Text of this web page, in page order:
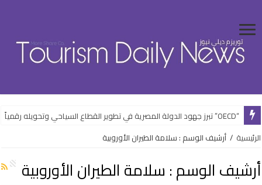
“OECD” تبرز جهود الدولة المصرية في تطوير القطاع السياحي وتحويله رقمياً
الرئيسية / أرشيف الوسم : سلامة الطيران الأوروبية
أرشيف الوسم : سلامة الطيران الأوروبية